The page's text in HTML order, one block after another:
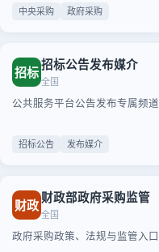
中央采购 政府采购
招标招标公告发布媒介
全国
公共服务平台公告发布专属频道
招标公告 发布媒介
财政 财政部政府采购监管
全国
政府采购政策、法规与监管入口